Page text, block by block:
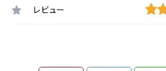
レビュー